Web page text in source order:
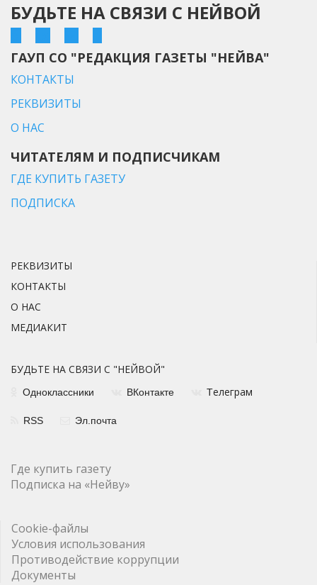
БУДЬТЕ НА СВЯЗИ С НЕЙВОЙ
ГАУП СО "РЕДАКЦИЯ ГАЗЕТЫ "НЕЙВА"
КОНТАКТЫ
РЕКВИЗИТЫ
О НАС
ЧИТАТЕЛЯМ И ПОДПИСЧИКАМ
ГДЕ КУПИТЬ ГАЗЕТУ
ПОДПИСКА
РЕКВИЗИТЫ
КОНТАКТЫ
О НАС
МЕДИАКИТ
БУДЬТЕ НА СВЯЗИ С "НЕЙВОЙ"
Одноклассники ВКонтакте Телеграм
RSS Эл.почта
Где купить газету
Подписка на «Нейву»
Cookie-файлы
Условия использования
Противодействие коррупции
Документы